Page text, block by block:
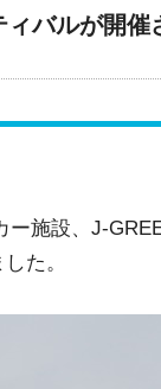
バルが開催
施設、J-
た。